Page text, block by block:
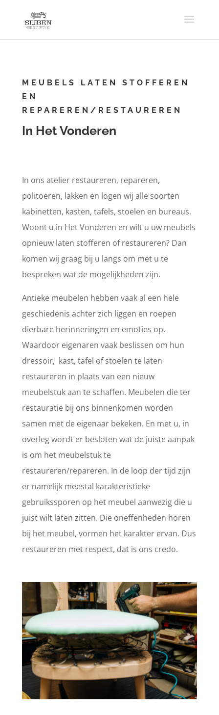
MEUBELS LATEN STOFFEREN
EN
REPAREREN/RESTAUREREN
In Het Vonderen
In ons atelier restaureren, repareren,
politoeren, lakken en logen wij alle soorten
kabinetten, kasten, tafels, stoelen en bureaus.
Woont u in Het Vonderen en wilt u uw meubels
opnieuw laten stofferen of restaureren? Dan
komen wij graag bij u langs om met u te
bespreken wat de mogelijkheden zijn.
Antieke meubelen hebben vaak al een hele
geschiedenis achter zich liggen en roepen
dierbare herinneringen en emoties op.
Waardoor eigenaren vaak beslissen om hun
dressoir, kast, tafel of stoelen te laten
restaureren in plaats van een nieuw
meubelstuk aan te schaffen. Meubelen die ter
restauratie bij ons binnenkomen worden
samen met de eigenaar bekeken. En met u, in
overleg wordt er besloten wat de juiste aanpak
is om het meubelstuk te
restaureren/repareren. In de loop der tijd zijn
er namelijk meestal karakteristieke
gebruikssporen op het meubel aanwezig die u
juist wilt laten zitten. Die oneffenheden horen
bij het meubel, vormen het karakter ervan. Dus
restaureren met respect, dat is ons credo.